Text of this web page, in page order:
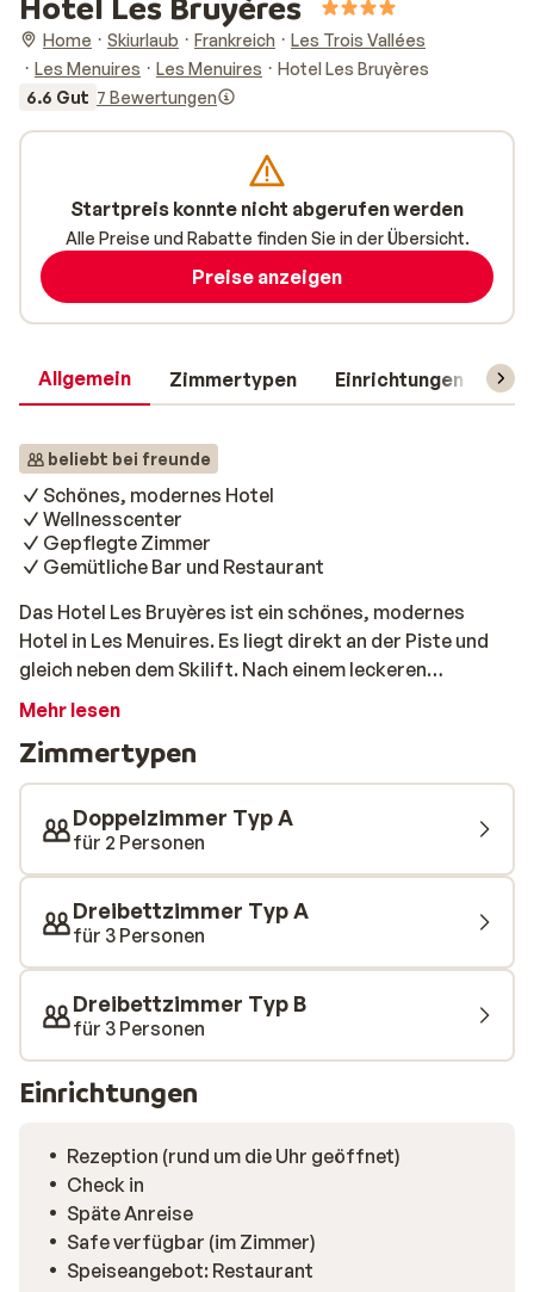
Home Skiurlaub Frankreich
Les Trois Vallées
Les Menuires
Les Menuires
Hotel Les Bruyères
6.6 Gut 7 Bewertungen
Allgemein Zimmertypen Einrichtungen
beliebt bei freunde
Schönes, modernes Hotel
Wellnesscenter
Gepflegte Zimmer
Gemütliche Bar und Restaurant
Das Hotel Les Bruyères ist ein schönes, modernes
Hotel in Les Menuires. Es liegt direkt an der Piste und
gleich neben dem Skilift. Nach einem leckeren
Frühstück geht’s frisch und munter direkt auf die Piste
einem aktiven Tag ist es schön, wieder
zurückzukommen. Wärm dich im gemütlichen
Wellnessbereich auf oder gönn dir einen Drink an der
Bar, bevor du im Restaurant ein köstliches Abendessen
genießt. Du wohnst hier mit Halbpension – das Essen ist
also inklusive.
Mehr lesen
Zimmertypen
Doppelzimmer Typ A
für 2 Personen
Dreibettzimmer Typ A
für 3 Personen
Dreibettzimmer Typ B
für 3 Personen
Einrichtungen
Rezeption (rund um die Uhr geöffnet)
Check in
Späte Anreise
Safe verfügbar (im Zimmer)
Speiseangebot: Restaurant
Startpreis konnte nicht abgerufen werden
Alle Preise und Rabatte finden Sie in der Übersicht.
Preise anzeigen